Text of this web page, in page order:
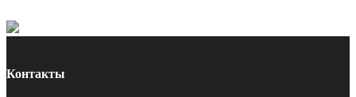
Контакты